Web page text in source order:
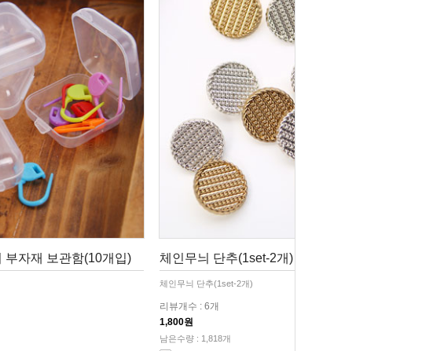
부자재 보관함(10개입) 체인무늬 단추(1set-2개)
체인무늬 단추(1set-2개)
리뷰개수 : 6개
1,800원
남은수량 : 1,818개